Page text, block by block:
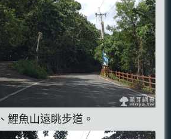
、鯉魚山遠眺步道。